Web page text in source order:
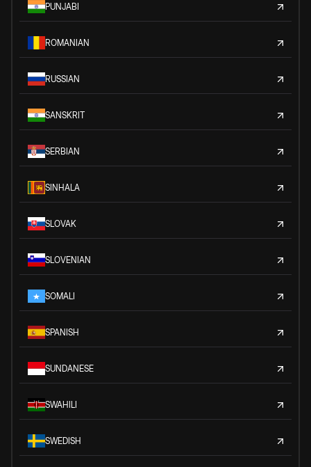
PUNJABI
ROMANIAN
RUSSIAN
SANSKRIT
SERBIAN
SINHALA
SLOVAK
SLOVENIAN
SOMALI
SPANISH
SUNDANESE
SWAHILI
SWEDISH